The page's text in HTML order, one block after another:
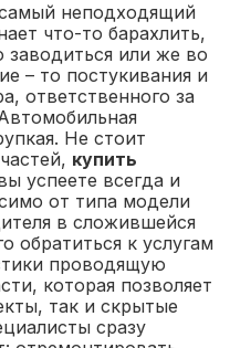
неподходящий
что-то барахлить,
заводиться или же во
– то постукивания и
ответственного за
Не стоит
купить
успеете всегда и
от типа модели
в сложившейся
обратиться к услугам
проводящую
которая позволяет
так и скрытые
сразу